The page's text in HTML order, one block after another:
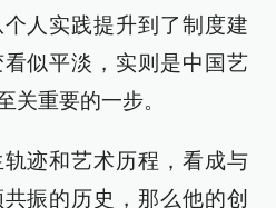
人实践提升到了制度建
似平淡，实则是中国艺
关重要的一步。
迹和艺术历程，看成与
振的历史，那么他的创